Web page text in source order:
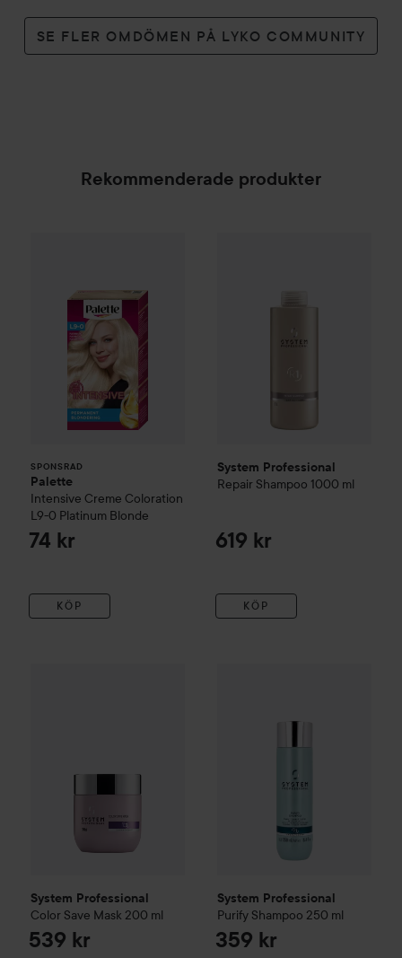
SE FLER OMDÖMEN PÅ LYKO COMMUNITY
Rekommenderade produkter
SPONSRAD
Palette
Intensive Creme Coloration
L9-0 Platinum Blonde
74 kr
KÖP
System Professional
Repair Shampoo 1000 ml
619 kr
KÖP
System Professional
Color Save Mask 200 ml
539 kr
System Professional
Purify Shampoo 250 ml
359 kr